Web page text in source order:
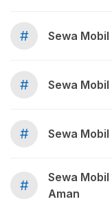
# Sewa
# Sewa
# Sewa
#
Sewa
Aman